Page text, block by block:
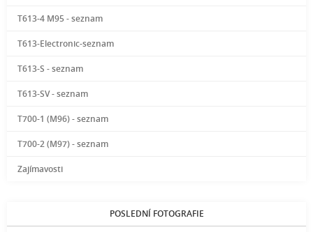
T613-4 M95 - seznam
T613-Electronic-seznam
T613-S - seznam
T613-SV - seznam
T700-1 (M96) - seznam
T700-2 (M97) - seznam
Zajímavosti
POSLEDNÍ FOTOGRAFIE